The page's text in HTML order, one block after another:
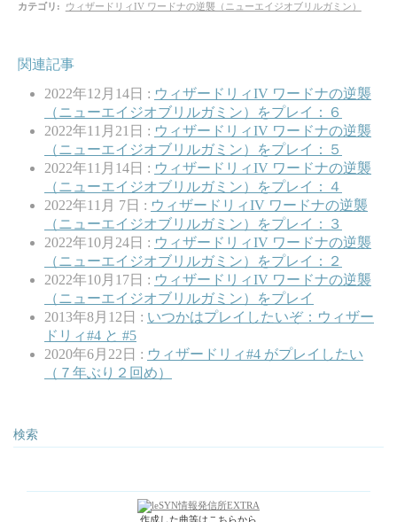
カテゴリ : ウィザードリィIV ワードナの逆襲（ニューエイジオブリルガミン）
関連記事
2022年12月14日 : ウィザードリィIV ワードナの逆襲
（ニューエイジオブリルガミン）をプレイ：６
2022年11月21日 : ウィザードリィIV ワードナの逆襲
（ニューエイジオブリルガミン）をプレイ：５
2022年11月14日 : ウィザードリィIV ワードナの逆襲
（ニューエイジオブリルガミン）をプレイ：４
2022年11月 7日 : ウィザードリィIV ワードナの逆襲
（ニューエイジオブリルガミン）をプレイ：３
2022年10月24日 : ウィザードリィIV ワードナの逆襲
（ニューエイジオブリルガミン）をプレイ：２
2022年10月17日 : ウィザードリィIV ワードナの逆襲
（ニューエイジオブリルガミン）をプレイ
2013年8月12日 : いつかはプレイしたいぞ：ウィザー
ドリィ#4 と #5
2020年6月22日 : ウィザードリィ#4 がプレイしたい
（７年ぶり２回め）
検索
作成した曲等はこちらから